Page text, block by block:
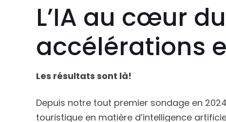
L’IA au cœur
accélérations
Les résultats sont là!
Depuis notre tout premier sondage en
touristique en matière d’intelligence